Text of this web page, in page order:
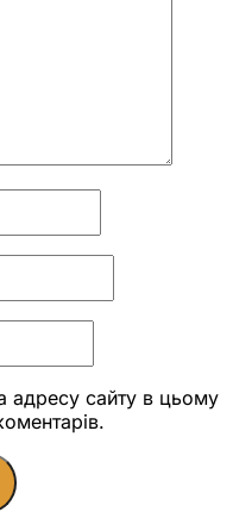
адресу сайту в цьому